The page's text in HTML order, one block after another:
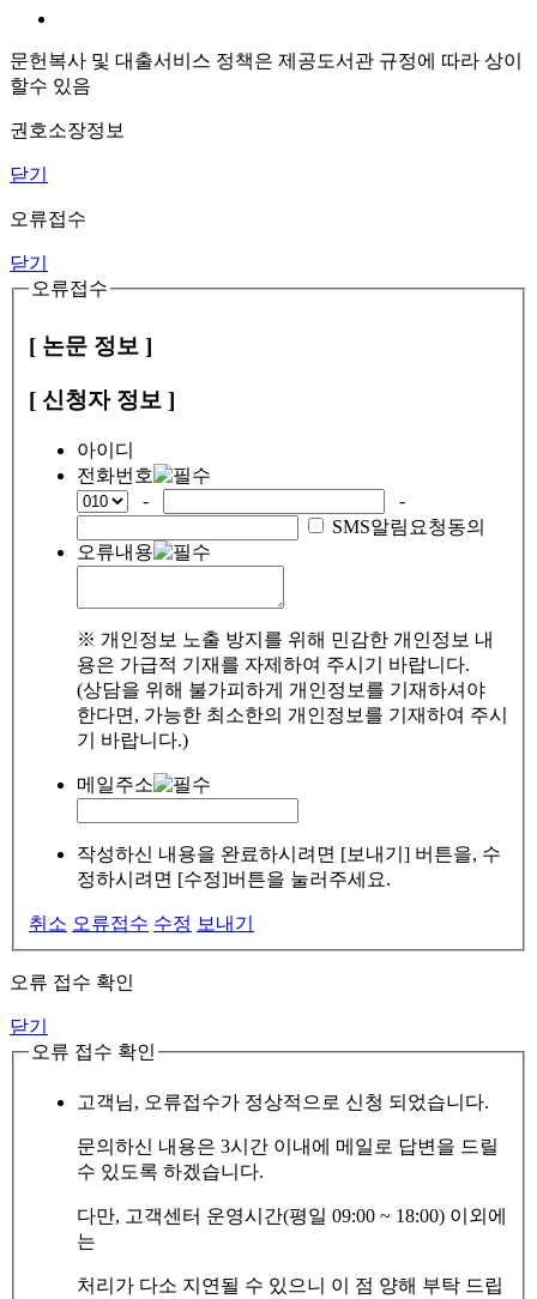
문헌복사 및 대출서비스 정책은 제공도서관 규정에 따라 상이
할수 있음
권호소장정보
닫기
오류접수
닫기
오류접수
[ 논문 정보 ]
[ 신청자 정보 ]
아이디
전화번호
-
-
SMS알림요청동의
오류내용
※ 개인정보 노출 방지를 위해 민감한 개인정보 내
용은 가급적 기재를 자제하여 주시기 바랍니다.
(상담을 위해 불가피하게 개인정보를 기재하셔야
한다면, 가능한 최소한의 개인정보를 기재하여 주시
기 바랍니다.)
메일주소
작성하신 내용을 완료하시려면 [보내기] 버튼을, 수
정하시려면 [수정]버튼을 눌러주세요.
취소 오류접수 수정 보내기
오류 접수 확인
닫기
오류 접수 확인
고객님, 오류접수가 정상적으로 신청 되었습니다.
문의하신 내용은 3시간 이내에 메일로 답변을 드릴
수 있도록 하겠습니다.
다만, 고객센터 운영시간(평일 09:00 ~ 18:00) 이외에
는
처리가 다소 지연될 수 있으니 이 점 양해 부탁 드립